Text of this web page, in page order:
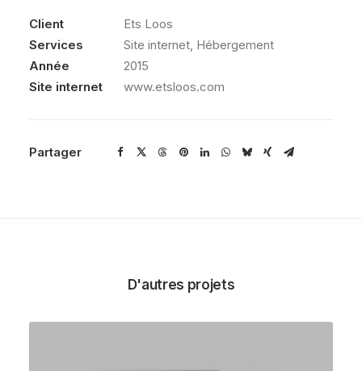
Client
Ets Loos
Services
Site internet, Hébergement
Année
2015
Site internet
www.etsloos.com
Partager
D'autres projets